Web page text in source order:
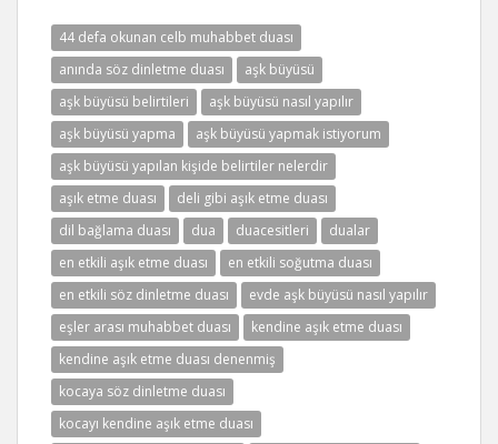
44 defa okunan celb muhabbet duası
anında söz dinletme duası
aşk büyüsü
aşk büyüsü belirtileri
aşk büyüsü nasıl yapılır
aşk büyüsü yapma
aşk büyüsü yapmak istiyorum
aşk büyüsü yapılan kişide belirtiler nelerdir
aşık etme duası
deli gibi aşık etme duası
dil bağlama duası
dua duacesitleri
dualar
en etkili aşık etme duası
en etkili soğutma duası
en etkili söz dinletme duası
evde aşk büyüsü nasıl yapılır
eşler arası muhabbet duası
kendine aşık etme duası
kendine aşık etme duası denenmiş
kocaya söz dinletme duası
kocayı kendine aşık etme duası